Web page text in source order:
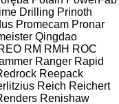
Drilling Prinoth
Promecam Pronar
Qingdao
RM RMH ROC
Ranger Rapid
Reepack
Reich Reichert
Renishaw